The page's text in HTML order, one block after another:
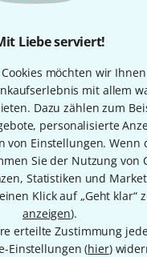
Liebe serviert!
möchten wir
mit allem
Dazu zählen zum
personalisierte
von Einstellungen. Wenn
Sie der Nutzung von
Statistiken und
Klick auf „Geht klar“
anzeigen).
erteilte Zustimmung
Einstellungen (hier)
bezahlen
und sicher per
Pay,Klarna Sofort
oder Kreditkarte.
Garantie